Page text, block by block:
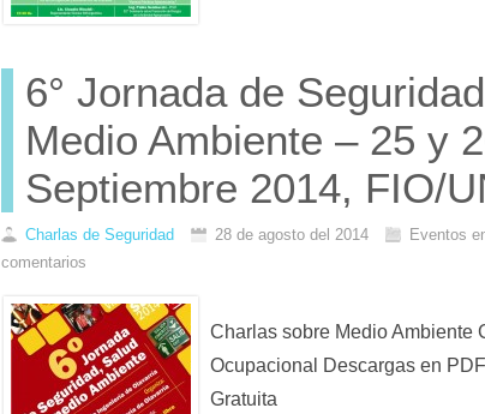
6° Jornada de
Medio Ambiente – 25 y
Septiembre 2014, FIO/
Charlas de Seguridad 28 de agosto del 2014 Eventos
comentarios
Charlas sobre Medio Ambiente
Ocupacional Descargas en
Gratuita